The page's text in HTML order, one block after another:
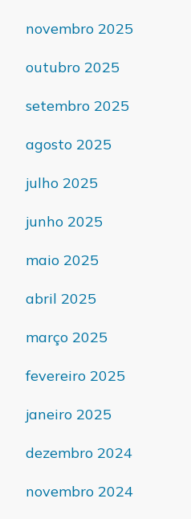
novembro 2025
outubro 2025
setembro 2025
agosto 2025
julho 2025
junho 2025
maio 2025
abril 2025
março 2025
fevereiro 2025
janeiro 2025
dezembro 2024
novembro 2024